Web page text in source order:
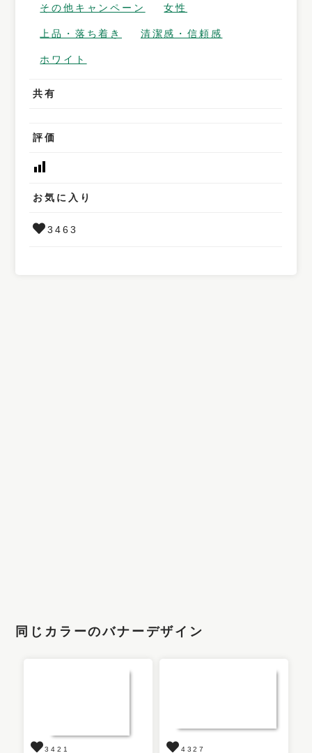
その他キャンペーン 女性
上品・落ち着き 清潔感・信頼感
ホワイト
共有
評価
お気に入り
3463
同じカラーのバナーデザイン
3421 4327